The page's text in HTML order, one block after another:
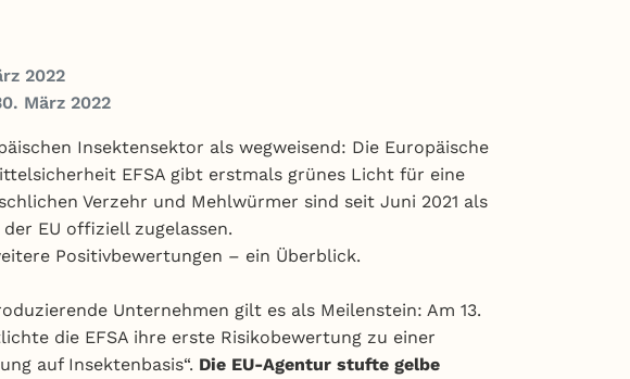
2022
März 2022
Insektensektor als wegweisend: Die Europäische
EFSA gibt erstmals grünes Licht für eine
Verzehr und Mehlwürmer sind seit Juni 2021 als
EU offiziell zugelassen.
Positivbewertungen – ein Überblick.
Unternehmen gilt es als Meilenstein: Am 13.
die EFSA ihre erste Risikobewertung zu einer
auf Insektenbasis“. Die EU-Agentur stufte gelbe